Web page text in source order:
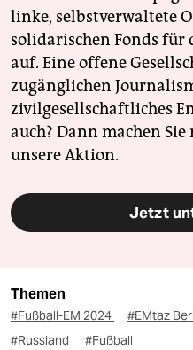
linke, selbstverwaltete
solidarischen Fonds für
auf. Eine offene
zugänglichen
zivilgesellschaftliches
auch? Dann machen
unsere Aktion.
Jetzt
Themen
#Fußball-EM 2024 #EMtaz
#Russland
#Fußball